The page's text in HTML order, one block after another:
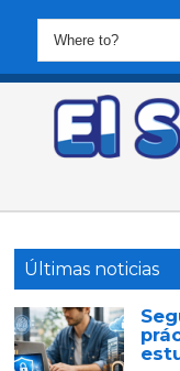
Últimas noticias